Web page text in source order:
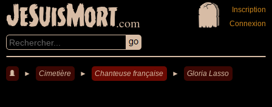
JeSuisMort.com
Inscription
Connexion
► Cimetière ► Chanteuse française ► Gloria Lasso